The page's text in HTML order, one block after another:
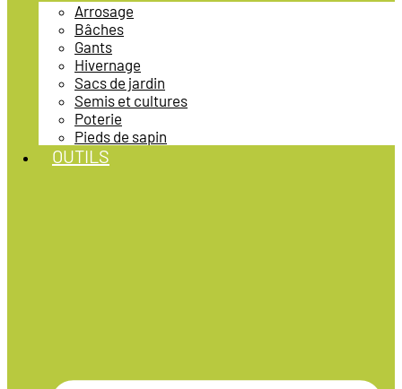
Arrosage
Bâches
Gants
Hivernage
Sacs de jardin
Semis et cultures
Poterie
Pieds de sapin
OUTILS